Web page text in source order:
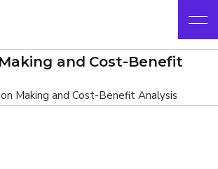
and Cost-Benefit
Making and Cost-Benefit Analysis